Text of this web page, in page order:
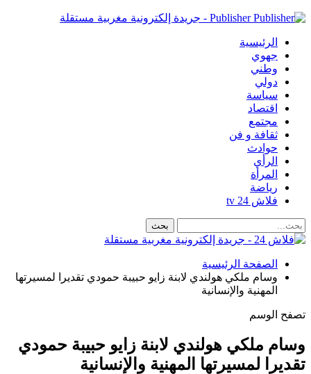
Publisher - جريدة إلكترونية مغربية مستقلة
الرئيسية
جهوي
وطني
دولي
سياسة
اقتصاد
مجتمع
ثقافة و فن
حوادث
الرأي
المرأة
رياضة
فلاش 24 tv
الصفحة الرئيسية
وسام ملكي هولندي لابنة زايو حبيبة حمودي تقديرا لمسيرتها
المهنية والإنسانية
تصفح الوسم
وسام ملكي هولندي لابنة زايو حبيبة حمودي
تقديرا لمسيرتها المهنية والإنسانية